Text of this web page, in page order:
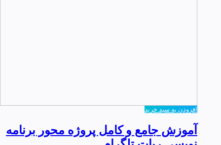
افزودن به سبد خرید
آموزش جامع و کامل پروژه محور برنامه